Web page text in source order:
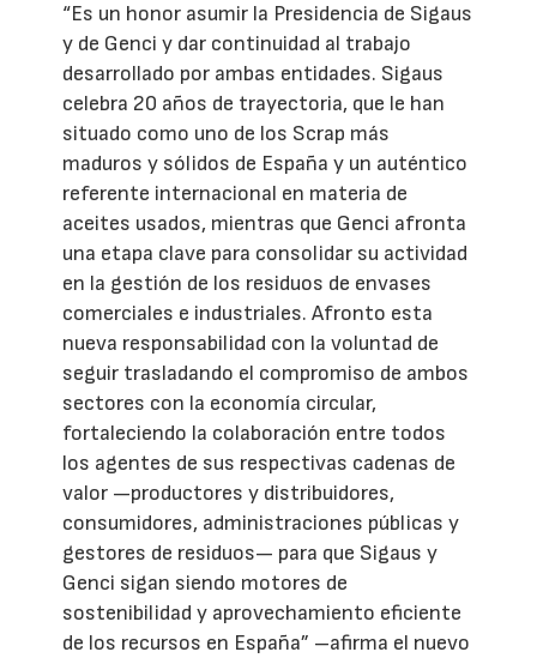
“Es un honor asumir la Presidencia de Sigaus
y de Genci y dar continuidad al trabajo
desarrollado por ambas entidades. Sigaus
celebra 20 años de trayectoria, que le han
situado como uno de los Scrap más
maduros y sólidos de España y un auténtico
referente internacional en materia de
aceites usados, mientras que Genci afronta
una etapa clave para consolidar su actividad
en la gestión de los residuos de envases
comerciales e industriales. Afronto esta
nueva responsabilidad con la voluntad de
seguir trasladando el compromiso de ambos
sectores con la economía circular,
fortaleciendo la colaboración entre todos
los agentes de sus respectivas cadenas de
valor —productores y distribuidores,
consumidores, administraciones públicas y
gestores de residuos— para que Sigaus y
Genci sigan siendo motores de
sostenibilidad y aprovechamiento eficiente
de los recursos en España” –afirma el nuevo